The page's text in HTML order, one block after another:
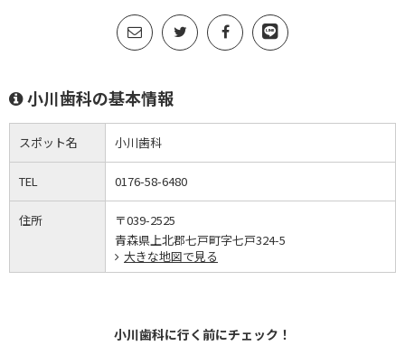
小川歯科の基本情報
スポット名 小川歯科
TEL 0176-58-6480
住所
〒039-2525
青森県上北郡七戸町字七戸324-5
大きな地図で見る
小川歯科に行く前にチェック！